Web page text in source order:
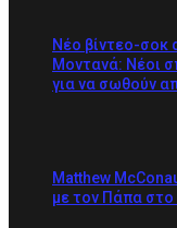
Νέο βίντεο-σοκ
Μοντανά: Νέοι
για να σωθούν
Matthew
με τον Πάπα στο